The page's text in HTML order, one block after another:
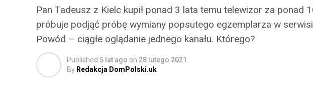
Pan Tadeusz z Kielc kupił ponad 3 lata temu telewizor za ponad
próbuje podjąć próbę wymiany popsutego egzemplarza w
Powód – ciągłe oglądanie jednego kanału. Którego?
Published 5 lat ago on 28 lutego 2021
By Redakcja DomPolski.uk